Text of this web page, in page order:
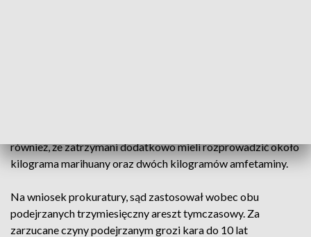
również, że zatrzymani dodatkowo mieli rozprowadzić około
kilograma marihuany oraz dwóch kilogramów amfetaminy.
Na wniosek prokuratury, sąd zastosował wobec obu
podejrzanych trzymiesięczny areszt tymczasowy. Za
zarzucane czyny podejrzanym grozi kara do 10 lat